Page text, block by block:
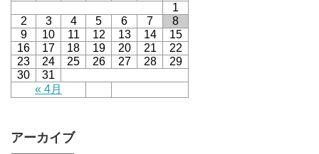
« 4月
1
2
3 4 5 6 7
8
9
10 11 12 13 14
15
16
17 18 19 20 21
22
23
24 25 26 27 28
29
30
31
アーカイブ